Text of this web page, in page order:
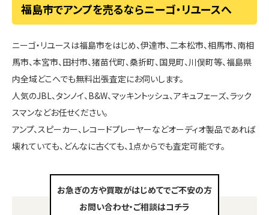
福島市でアンプを売るならニーゴ・リユースへ
ニーゴ・リユースは福島市をはじめ、伊達市、二本松市、相馬市、南相
馬市、本宮市、田村市、猪苗代町、桑折町、国見町、川俣町等、福島県
内全域どこへでも無料出張査定にお伺いします。
人気のJBL、タンノイ、B&W、マッキントッシュ、アキュフェーズ、ラック
スマンなどお任せください。
アンプ、スピーカー、レコードプレーヤーなどオーディオ製品であれば
壊れていても、どんなに古くても、1点からでも査定可能です。
お急ぎの方や買取がはじめてでご不安の方
お問い合わせ・ご相談はコチラ